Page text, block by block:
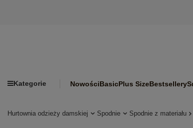
Kategorie NowościBasicPlus SizeBestsellery
Hurtownia odzieży damskiej Spodnie Spodnie z materiału